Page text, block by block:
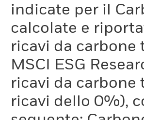
indicate per il
calcolate e
ricavi da
MSCI ESG
ricavi da
ricavi dello 0%),